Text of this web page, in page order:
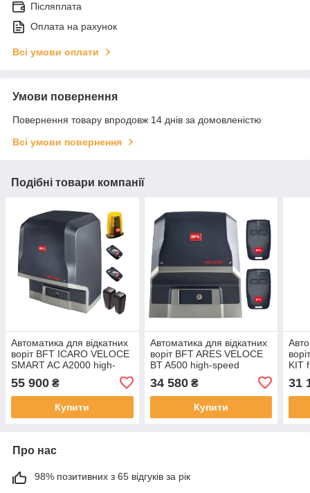
Післяплата
Оплата на рахунок
Всі умови оплати
Умови повернення
Повернення товару впродовж 14 днів за домовленістю
Всі умови повернення
Подібні товари компанії
Автоматика для відкатних
воріт BFT ICARO VELOCE
SMART AC A2000 high-
55 900 ₴
Купити
Автоматика для відкатних
воріт BFT ARES VELOCE
BT A500 high-speed
34 580₴
Купити
KIT
31
Про нас
98% позитивних з 65 відгуків за рік